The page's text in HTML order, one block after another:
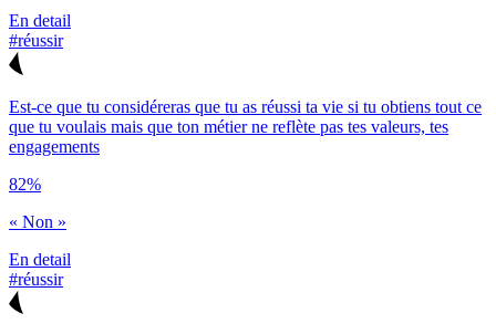
En detail
#réussir
Est-ce que tu considéreras que tu as réussi ta vie si tu obtiens tout ce
que tu voulais mais que ton métier ne reflète pas tes valeurs, tes
engagements
82%
« Non »
En detail
#réussir